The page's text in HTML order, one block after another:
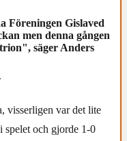
Föreningen Gislaved
men denna gången
säger Anders
visserligen var det lite
spelet och gjorde 1-0